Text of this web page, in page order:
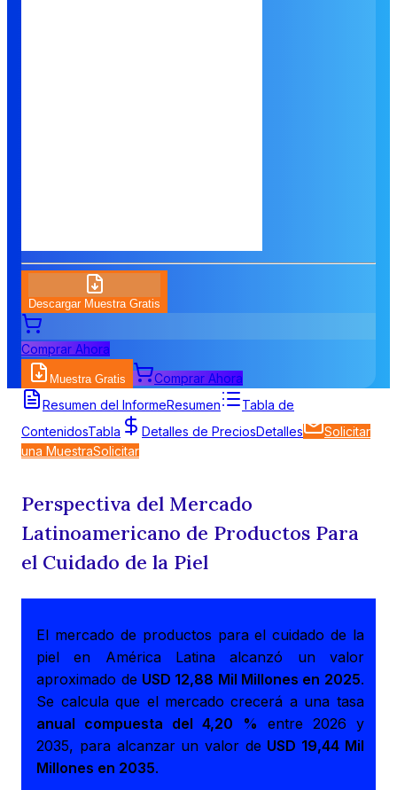
Descargar Muestra Gratis
Comprar Ahora
Muestra Gratis
Comprar Ahora
Resumen del InformeResumen
Tabla de
ContenidosTabla Detalles de PreciosDetalles
Solicitar
una MuestraSolicitar
Perspectiva del Mercado
Latinoamericano de Productos Para
el Cuidado de la Piel
El mercado de productos para el cuidado de la
piel en América Latina alcanzó un valor
aproximado de USD 12,88 Mil Millones en 2025.
Se calcula que el mercado crecerá a una tasa
anual compuesta del 4,20 % entre 2026 y
2035, para alcanzar un valor de USD 19,44 Mil
Millones en 2035.